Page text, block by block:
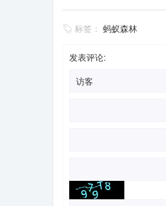
标签： 蚂蚁森林
发表评论: